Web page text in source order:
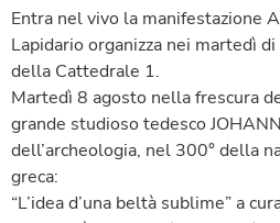
Entra nel vivo la manifestazione
Lapidario organizza nei martedì
della Cattedrale 1.
Martedì 8 agosto nella frescura
grande studioso tedesco
dell’archeologia, nel 300° della
greca:
“L’idea d’una beltà sublime” a